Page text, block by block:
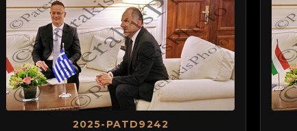
2025-PATD9242